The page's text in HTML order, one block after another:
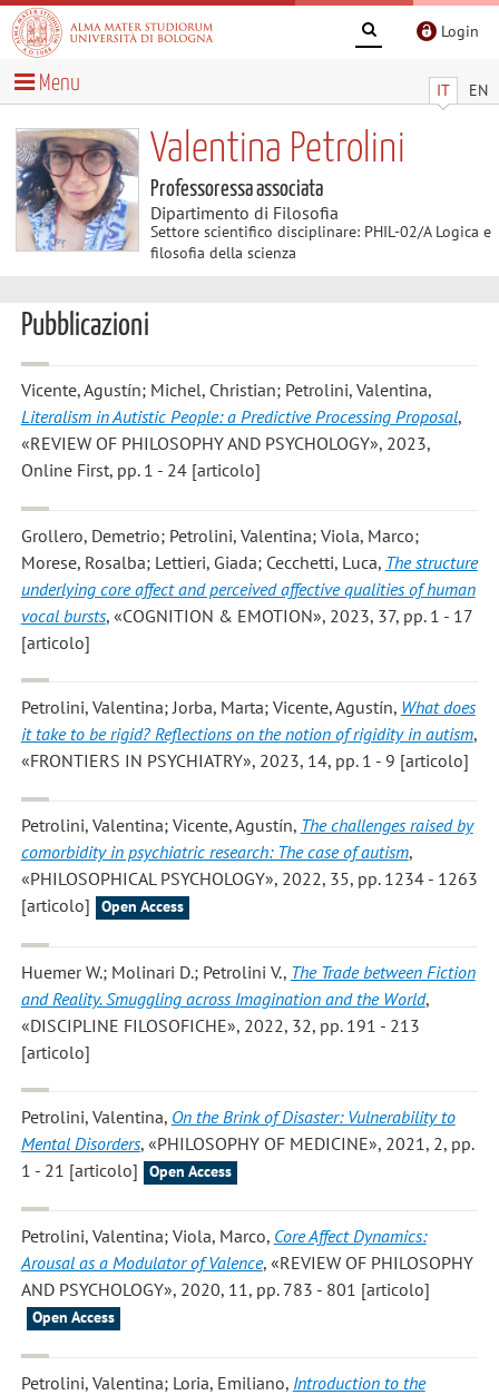
Login
IT EN
Menu
Valentina Petrolini
Professoressa associata
Dipartimento di Filosofia
Settore scientifico disciplinare: PHIL-02/A Logica e
filosofia della scienza
Pubblicazioni
Vicente, Agustín; Michel, Christian; Petrolini, Valentina,
Literalism in Autistic People: a Predictive Processing Proposal,
«REVIEW OF PHILOSOPHY AND PSYCHOLOGY», 2023,
Online First, pp. 1 - 24 [articolo]
Grollero, Demetrio; Petrolini, Valentina; Viola, Marco;
Morese, Rosalba; Lettieri, Giada; Cecchetti, Luca, The structure
underlying core affect and perceived affective qualities of human
vocal bursts, «COGNITION & EMOTION», 2023, 37, pp. 1 - 17
[articolo]
Petrolini, Valentina; Jorba, Marta; Vicente, Agustín, What does
it take to be rigid? Reflections on the notion of rigidity in autism,
«FRONTIERS IN PSYCHIATRY», 2023, 14, pp. 1 - 9 [articolo]
Petrolini, Valentina; Vicente, Agustín, The challenges raised by
comorbidity in psychiatric research: The case of autism,
«PHILOSOPHICAL PSYCHOLOGY», 2022, 35, pp. 1234 - 1263
[articolo]
Open Access
Huemer W.; Molinari D.; Petrolini V., The Trade between Fiction
and Reality. Smuggling across Imagination and the World,
«DISCIPLINE FILOSOFICHE», 2022, 32, pp. 191 - 213
[articolo]
Petrolini, Valentina, On the Brink of Disaster: Vulnerability to
Mental Disorders, «PHILOSOPHY OF MEDICINE», 2021, 2, pp.
1 - 21 [articolo]
Open Access
Petrolini, Valentina; Viola, Marco, Core Affect Dynamics:
Arousal as a Modulator of Valence, «REVIEW OF PHILOSOPHY
AND PSYCHOLOGY», 2020, 11, pp. 783 - 801 [articolo]
Open Access
Petrolini, Valentina; Loria, Emiliano, Introduction to the